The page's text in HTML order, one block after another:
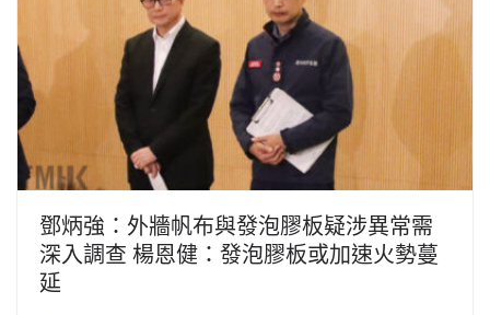
鄧炳強：外牆帆布與發泡膠板疑涉異常需
深入調查 楊恩健：發泡膠板或加速火勢蔓
延